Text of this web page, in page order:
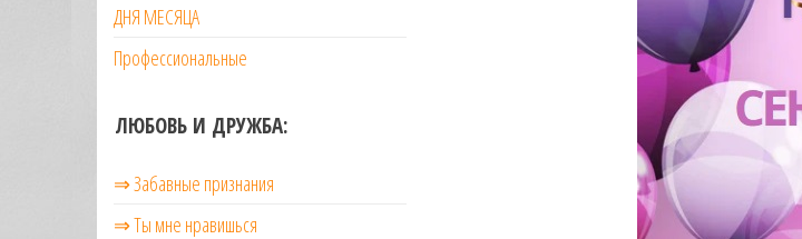
ДНЯ МЕСЯЦА
Профессиональные
ЛЮБОВЬ И ДРУЖБА:
⇒ Забавные признания
⇒ Ты мне нравишься